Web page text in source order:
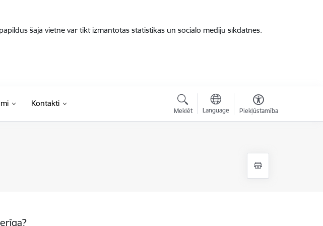
šajā vietnē var tikt izmantotas statistikas un sociālo mediju sīkdatnes.
Kontakti
Meklēt Language Piekļūstamība